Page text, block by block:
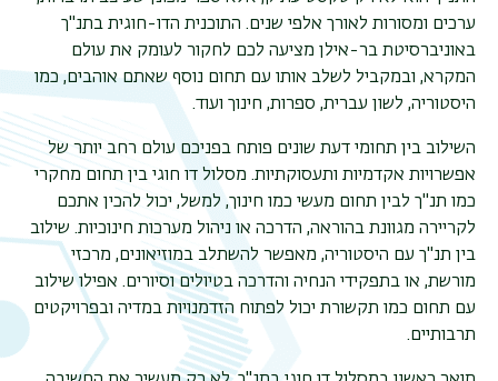
ערכים ומסורות לאורך אלפי שנים. התוכנית הדו-חוגית בתנ"ך
באוניברסיטת בר-אילן מציעה לכם לחקור לעומק את עולם
המקרא, ובמקביל לשלב אותו עם תחום נוסף שאתם אוהבים, כמו
היסטוריה, לשון עברית, ספרות, חינוך ועוד.
השילוב בין תחומי דעת שונים פותח בפניכם עולם רחב יותר של
אפשרויות אקדמיות ותעסוקתיות. מסלול דו חוגי בין תחום מחקרי
כמו תנ"ך לבין תחום מעשי כמו חינוך, למשל, יכול להכין אתכם
לקריירה מגוונת בהוראה, הדרכה או ניהול מערכות חינוכיות. שילוב
בין תנ"ך עם היסטוריה, מאפשר להשתלב במוזיאונים, מרכזי
מורשת, או בתפקידי הנחיה והדרכה בטיולים וסיורים. אפילו שילוב
עם תחום כמו תקשורת יכול לפתוח הזדמנויות במדיה ובפרויקטים
תרבותיים.